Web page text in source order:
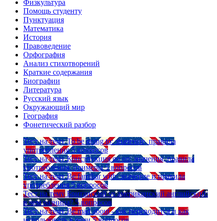
Физкультура
Помощь студенту
Пунктуация
Математика
История
Правоведение
Орфография
Анализ стихотворений
Краткие содержания
Биографии
Литература
Русский язык
Окружающий мир
География
Фонетический разбор
Тест на тему To be going to: значение, правила
употребления 5 вопросов
Тест на тему Конструкция go on: значения, правила
употребления, примеры 5 вопросов
Тест на тему Be familiar with: значение и правила
употребления 5 вопросов
Тест на тему Британский vs американский английский:
в чем разница? 5 вопросов
Тест на тему Be mad about - как переводится и как